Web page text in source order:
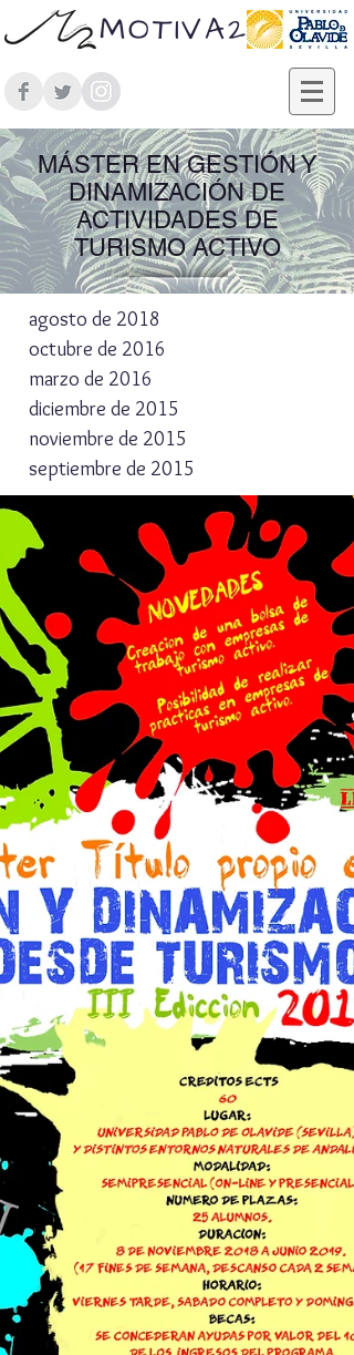
MOTIVA2
MÁSTER EN GESTIÓN Y
DINAMIZACIÓN DE
ACTIVIDADES DE
TURISMO ACTIVO
agosto de 2018
octubre de 2016
marzo de 2016
diciembre de 2015
noviembre de 2015
septiembre de 2015